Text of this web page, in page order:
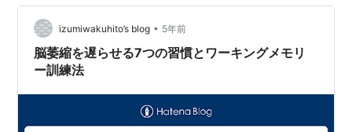
izumiwakuhito’s blog • 5年前
脳萎縮を遅らせる7つの習慣とワーキングメモリ
ー訓練法